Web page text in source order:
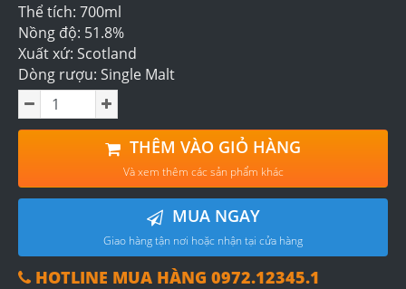
Thể tích: 700ml
Nồng độ: 51.8%
Xuất xứ: Scotland
Dòng rượu: Single Malt
THÊM VÀO GIỎ HÀNG
Và xem thêm các sản phẩm khác
MUA NGAY
Giao hàng tận nơi hoặc nhận tại cửa hàng
HOTLINE MUA HÀNG 0972.12345.1